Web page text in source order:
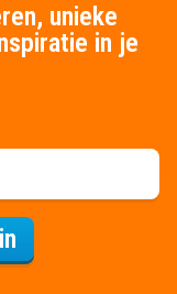
unieke
in je